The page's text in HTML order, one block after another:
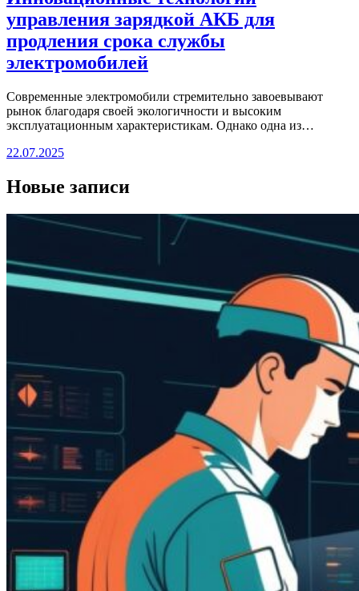
управления зарядкой АКБ для
продления срока службы
электромобилей
Современные электромобили стремительно завоевывают
рынок благодаря своей экологичности и высоким
эксплуатационным характеристикам. Однако одна из…
22.07.2025
Новые записи